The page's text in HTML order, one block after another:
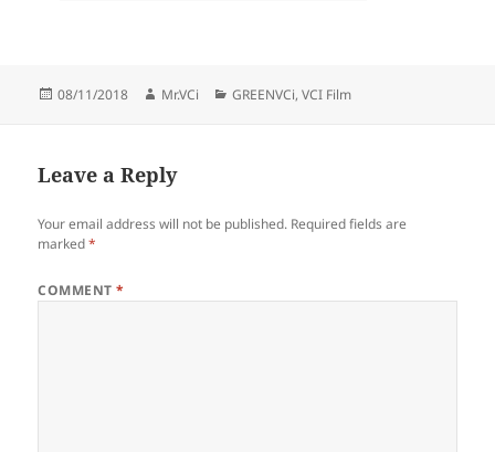
Posted
08/11/2018 Author
Mr.VCi Categories
GREENVCi,VCI Film
Leave a Reply
Your email address will not be published. Required fields are
marked*
COMMENT*